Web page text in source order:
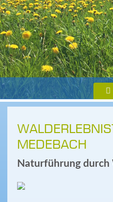
MEDEBACH
Naturführung durch